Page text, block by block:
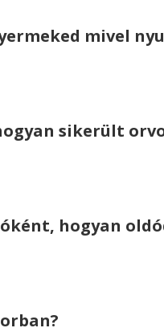
mivel
sikerült
hogyan